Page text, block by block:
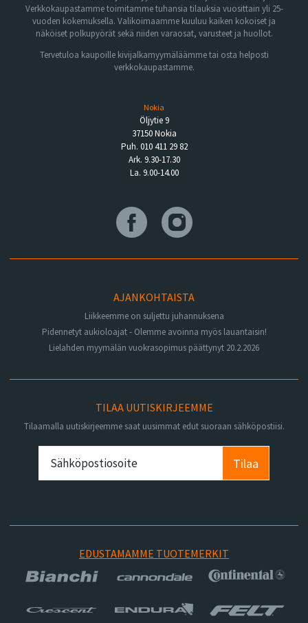
Verkkokaupastamme toimitamme tuhansia tilauksia vuosittain yli 25-
vuoden kokemuksella. Valikoimaamme kuuluu kaiken kokoiset ja
näköiset polkupyörät sekä niiden varaosat, varusteet ja huollot.
Tervetuloa kaupoille kivijalkamyymäläämme tai osta helposti
verkkokaupastamme.
Nokia
Öljytie 9
37150 Nokia
Puh. 010 411 29 82
Ark. 9.30-17.30
La. 9.00-14.00
AJANKOHTAISTA
Liikkeemme on suljettu juhannuksena
Pidennetyt aukioloajat - Olemme avoinna myös lauantaisin!
Lielahden myymälän vuokrasopimus päättynyt 20.2.2026
TILAA UUTISKIRJEEMME
Tilaamalla uutiskirjeemme saat uusimmat edut suoraan sähköpostiisi.
Tilaa
EDUSTAMAMME TUOTEMERKIT